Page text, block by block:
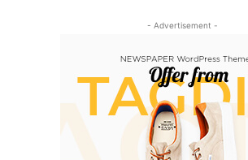
- Advertisement -